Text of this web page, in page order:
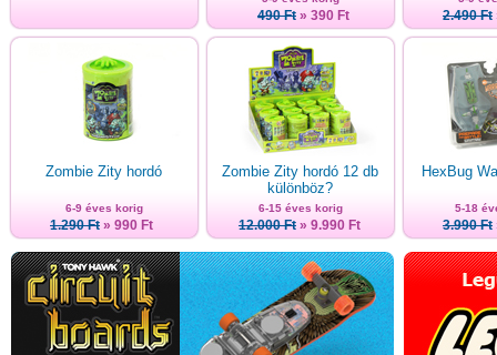
490 Ft » 390 Ft 2.490 Ft
Zombie Zity hordó
6-9 éves korig
1.290 Ft » 990 Ft
Zombie Zity hordó 12 db
különböz?
6-15 éves korig
12.000 Ft » 9.990 Ft
HexBug
5-18
3.990 Ft